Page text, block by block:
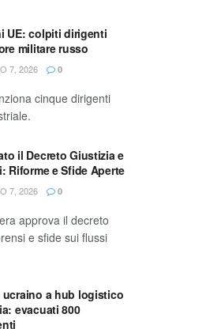
UE: colpiti dirigenti
militare russo
7, 2026 0
cinque dirigenti
il Decreto Giustizia e
Riforme e Sfide Aperte
7, 2026 0
approva il decreto
e sfide sui flussi
a hub logistico
evacuati 800